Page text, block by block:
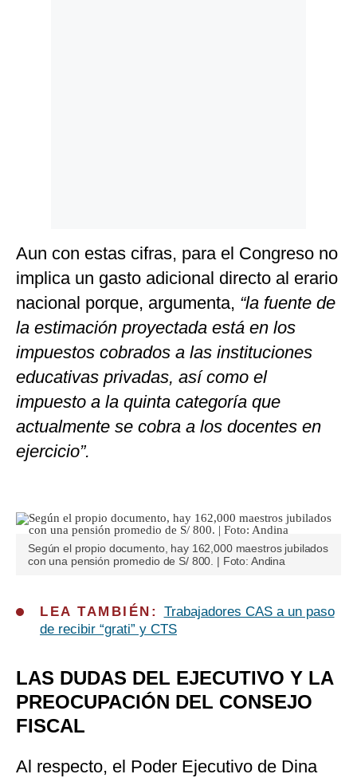
Aun con estas cifras, para el Congreso no
implica un gasto adicional directo al erario
nacional porque, argumenta, “la fuente de
la estimación proyectada está en los
impuestos cobrados a las instituciones
educativas privadas, así como el
impuesto a la quinta categoría que
actualmente se cobra a los docentes en
ejercicio”.
Según el propio documento, hay 162,000 maestros jubilados
con una pensión promedio de S/ 800. | Foto: Andina
LEA TAMBIÉN: Trabajadores CAS a un paso
de recibir “grati” y CTS
LAS DUDAS DEL EJECUTIVO Y LA
PREOCUPACIÓN DEL CONSEJO
FISCAL
Al respecto, el Poder Ejecutivo de Dina